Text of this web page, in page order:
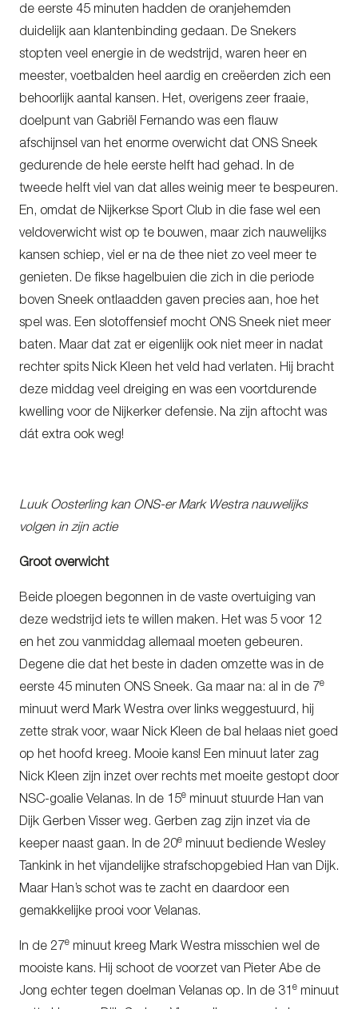
de eerste 45 minuten hadden de oranjehemden
duidelijk aan klantenbinding gedaan. De Snekers
stopten veel energie in de wedstrijd, waren heer en
meester, voetbalden heel aardig en creëerden zich een
behoorlijk aantal kansen. Het, overigens zeer fraaie,
doelpunt van Gabriël Fernando was een flauw
afschijnsel van het enorme overwicht dat ONS Sneek
gedurende de hele eerste helft had gehad. In de
tweede helft viel van dat alles weinig meer te bespeuren.
En, omdat de Nijkerkse Sport Club in die fase wel een
veldoverwicht wist op te bouwen, maar zich nauwelijks
kansen schiep, viel er na de thee niet zo veel meer te
genieten. De fikse hagelbuien die zich in die periode
boven Sneek ontlaadden gaven precies aan, hoe het
spel was. Een slotoffensief mocht ONS Sneek niet meer
baten. Maar dat zat er eigenlijk ook niet meer in nadat
rechter spits Nick Kleen het veld had verlaten. Hij bracht
deze middag veel dreiging en was een voortdurende
kwelling voor de Nijkerker defensie. Na zijn aftocht was
dát extra ook weg!
Luuk Oosterling kan ONS-er Mark Westra nauwelijks
volgen in zijn actie
Groot overwicht
Beide ploegen begonnen in de vaste overtuiging van
deze wedstrijd iets te willen maken. Het was 5 voor 12
en het zou vanmiddag allemaal moeten gebeuren.
Degene die dat het beste in daden omzette was in de
eerste 45 minuten ONS Sneek. Ga maar na: al in de 7e
minuut werd Mark Westra over links weggestuurd, hij
zette strak voor, waar Nick Kleen de bal helaas niet goed
op het hoofd kreeg. Mooie kans! Een minuut later zag
Nick Kleen zijn inzet over rechts met moeite gestopt door
NSC-goalie Velanas. In de 15e minuut stuurde Han van
Dijk Gerben Visser weg. Gerben zag zijn inzet via de
keeper naast gaan. In de 20e minuut bediende Wesley
Tankink in het vijandelijke strafschopgebied Han van Dijk.
Maar Han’s schot was te zacht en daardoor een
gemakkelijke prooi voor Velanas.
In de 27e minuut kreeg Mark Westra misschien wel de
mooiste kans. Hij schoot de voorzet van Pieter Abe de
Jong echter tegen doelman Velanas op. In de 31 e minuut